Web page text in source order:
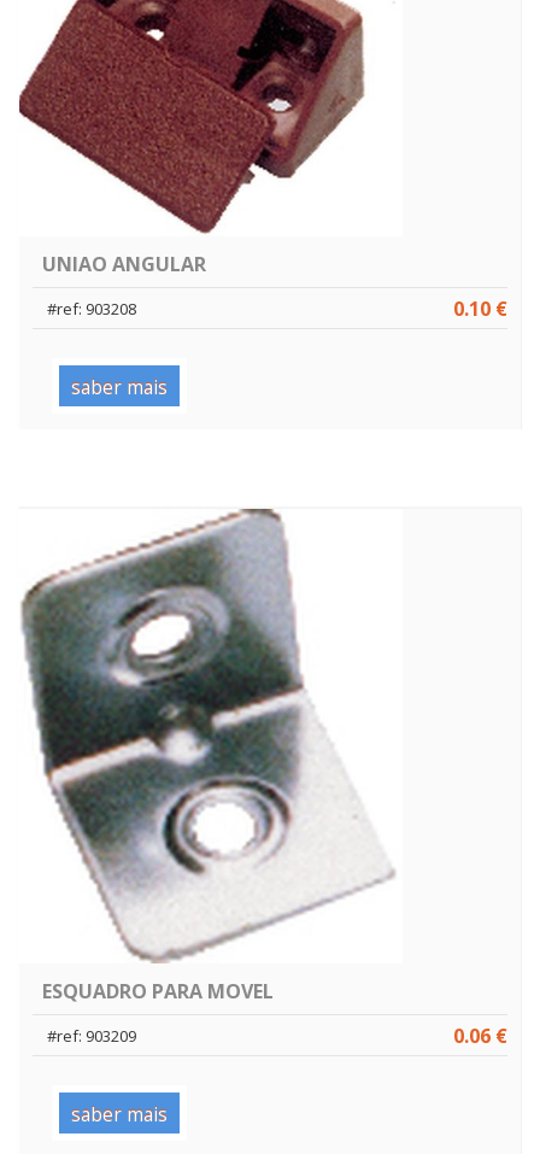
UNIAO ANGULAR
0.10 €
#ref: 903208
saber mais
ESQUADRO PARA MOVEL
0.06 €
#ref: 903209
saber mais